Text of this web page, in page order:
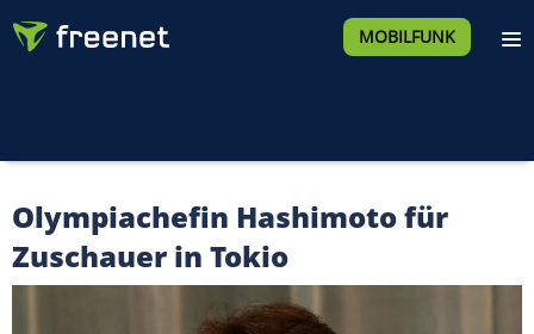
MOBILFUNK
Olympiachefin Hashimoto für
Zuschauer in Tokio